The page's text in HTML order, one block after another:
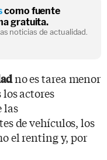
como fuente
gratuita.
noticias de actualidad.
no es tarea menor
actores
las
de vehículos, los
el renting y, por